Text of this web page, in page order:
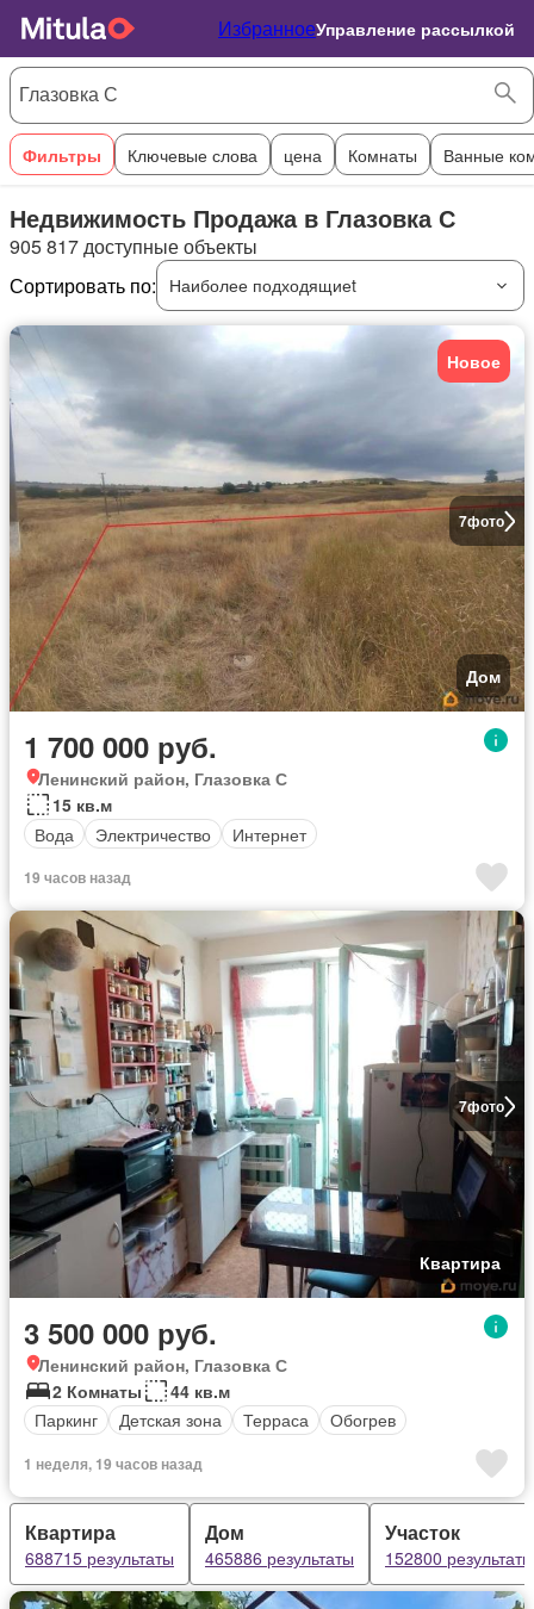
ИзбранноеУправление рассылкой
Фильтры Ключевые слова цена Комнаты Ванные
Недвижимость Продажа в Глазовка С
905 817 доступные объекты
Сортировать по:
Наиболее подходящиеt
7фото
Новое
Дом
1 700 000 руб.
Ленинский район, Глазовка С
15 кв.м
Вода
Электричество Интернет
19 часов назад
7фото
Квартира
3 500 000 руб.
Ленинский район, Глазовка С
2 Комнаты
44 кв.м
Паркинг
Детская зона Терраса Обогрев
1 неделя, 19 часов назад
Квартира
688715 результаты
Дом
465886 результаты
Участок
152800 результаты